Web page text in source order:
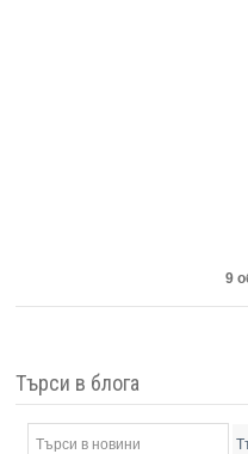
9
Търси в блога